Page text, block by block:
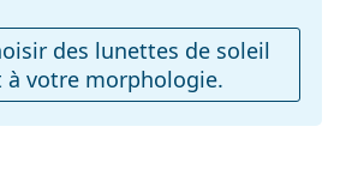
idéal pour le nettoyage et
de soleil. Certains modèles
avec un sac en tissu au lieu d'un
Non des lunettes de soleil
à votre morphologie.